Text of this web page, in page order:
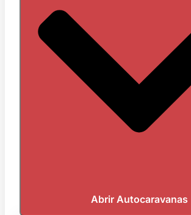
Abrir Autocaravanas